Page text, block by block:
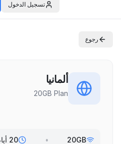
تسجيل الدخول
رجوع
ألمانيا
20GB Plan
20GB
• 20 أيام